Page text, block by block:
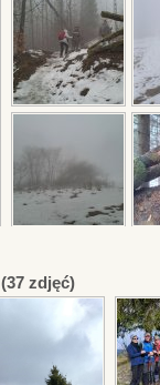
(37 zdjęć)